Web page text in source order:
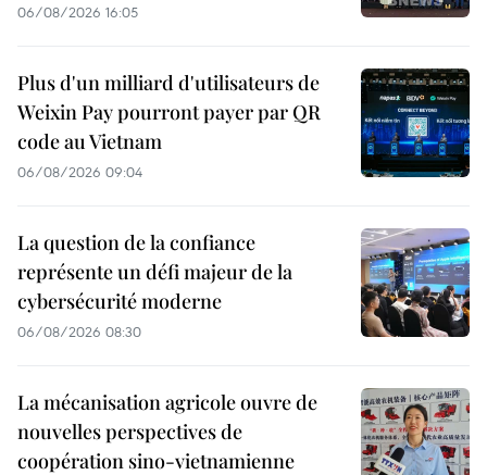
06/08/2026 16:05
Plus d'un milliard d'utilisateurs de
Weixin Pay pourront payer par QR
code au Vietnam
06/08/2026 09:04
La question de la confiance
représente un défi majeur de la
cybersécurité moderne
06/08/2026 08:30
La mécanisation agricole ouvre de
nouvelles perspectives de
coopération sino-vietnamienne